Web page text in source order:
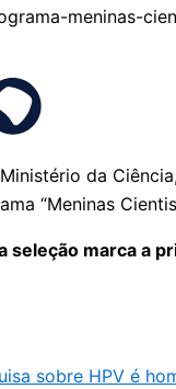
da
“Meninas
seleção marca a
sobre HPV é